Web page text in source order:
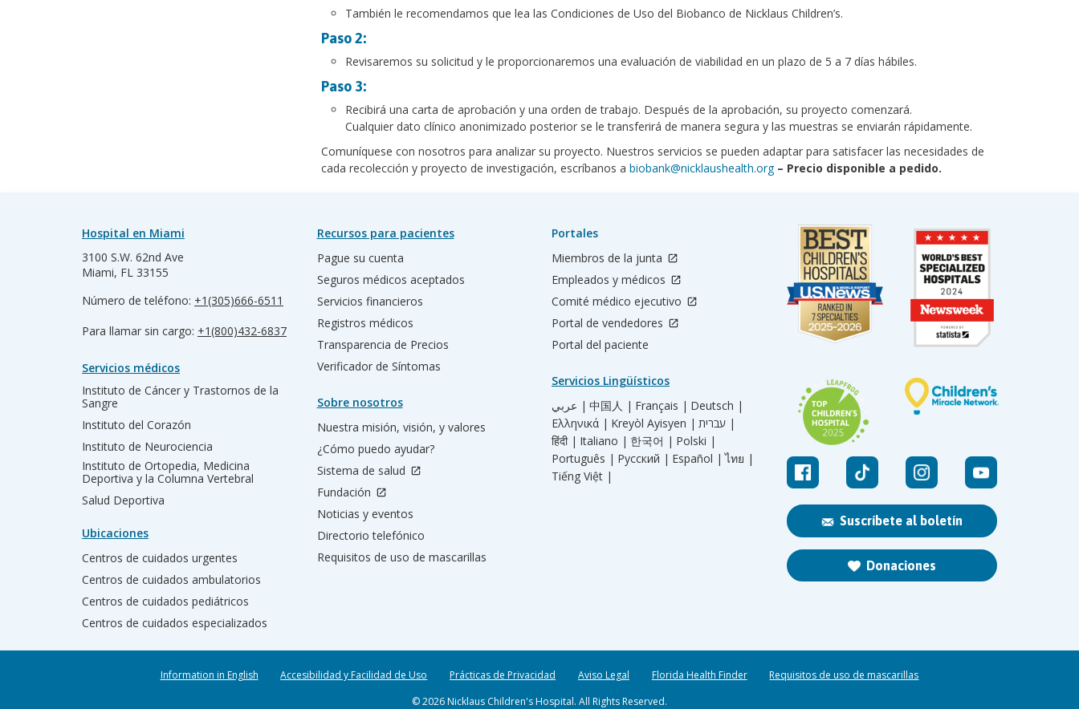
También le recomendamos que lea las Condiciones de Uso del Biobanco de Nicklaus Children’s.
Paso 2:
Revisaremos su solicitud y le proporcionaremos una evaluación de viabilidad en un plazo de 5 a 7 días hábiles.
Paso 3:
Recibirá una carta de aprobación y una orden de trabajo. Después de la aprobación, su proyecto comenzará.
Cualquier dato clínico anonimizado posterior se le transferirá de manera segura y las muestras se enviarán rápidamente.
Comuníquese con nosotros para analizar su proyecto. Nuestros servicios se pueden adaptar para satisfacer las necesidades de
cada recolección y proyecto de investigación, escríbanos a biobank@nicklaushealth.org – Precio disponible a pedido.
Suscríbete al boletín
Donaciones
Hospital en Miami
3100 S.W. 62nd Ave
Miami, FL 33155
Número de teléfono: +1(305)666-6511
Para llamar sin cargo: +1(800)432-6837
Servicios médicos
Instituto de Cáncer y Trastornos de la
Sangre
Instituto del Corazón
Instituto de Neurociencia
Instituto de Ortopedia, Medicina
Deportiva y la Columna Vertebral
Salud Deportiva
Ubicaciones
Centros de cuidados urgentes
Centros de cuidados ambulatorios
Centros de cuidados pediátricos
Centros de cuidados especializados
Recursos para pacientes
Pague su cuenta
Seguros médicos aceptados
Servicios financieros
Registros médicos
Transparencia de Precios
Verificador de Síntomas
Sobre nosotros
Nuestra misión, visión, y valores
¿Cómo puedo ayudar?
Sistema de salud
Fundación
Noticias y eventos
Directorio telefónico
Requisitos de uso de mascarillas
Portales
Miembros de la junta
Empleados y médicos
Comité médico ejecutivo
Portal de vendedores
Portal del paciente
Servicios Lingüísticos
عربي | 中国人 | Français | Deutsch |
Ελληνικά | Kreyòl Ayisyen |
עברית |
हिंदी | Italiano | 한국어 | Polski |
Português | Русский | Español | ไทย |
Tiếng Việt |
Information in English Accesibilidad y Facilidad de Uso Prácticas de Privacidad Aviso Legal Florida Health Finder
Requisitos de uso de mascarillas
© 2026 Nicklaus Children's Hospital. All Rights Reserved.